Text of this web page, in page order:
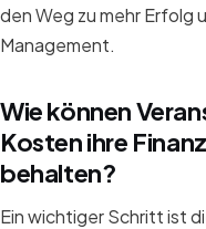
den Weg zu mehr Erfolg
Management.
Wie können
Kosten ihre
behalten?
Ein wichtiger Schritt ist